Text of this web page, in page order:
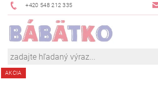
+420 548 212 335
AKCIA